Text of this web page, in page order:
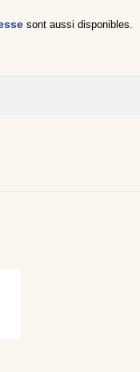
sont aussi disponibles.
Acid, Butyrospermum
Acid, Butyrospermum
Hexyl Cinnamal,